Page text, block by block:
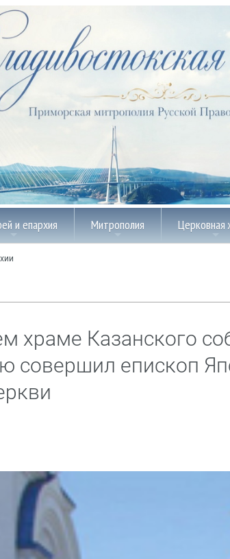
и епархия Митрополия Церковная
храме Казанского
совершил епископ